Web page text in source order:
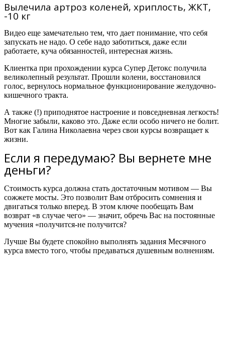
Вылечила артроз коленей, хриплость, ЖКТ,
-10 кг
Видео еще замечательно тем, что дает понимание, что себя
запускать не надо. О себе надо заботиться, даже если
работаете, куча обязанностей, интересная жизнь.
Клиентка при прохождении курса Супер Детокс получила
великолепный результат. Прошли колени, восстановился
голос, вернулось нормальное функционирование желудочно-
кишечного тракта.
А также (!) приподнятое настроение и повседневная легкость!
Многие забыли, каково это. Даже если особо ничего не болит.
Вот как Галина Николаевна через свои курсы возвращает к
жизни.
Если я передумаю? Вы вернете мне
деньги?
Стоимость курса должна стать достаточным мотивом — Вы
сожжете мосты. Это позволит Вам отбросить сомнения и
двигаться только вперед. В этом ключе пообещать Вам
возврат «в случае чего» — значит, обречь Вас на постоянные
мучения «получится-не получится?
Лучше Вы будете спокойно выполнять задания Месячного
курса вместо того, чтобы предаваться душевным волнениям.